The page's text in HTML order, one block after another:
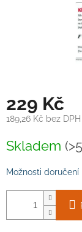
229 Kč
189,26 Kč bez DPH
cena:
Skladem
Možnosti doručení